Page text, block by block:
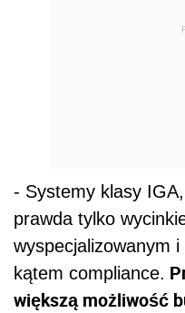
- Systemy klasy
prawda tylko
wyspecjalizowanym
kątem compliance.
większą możliwość